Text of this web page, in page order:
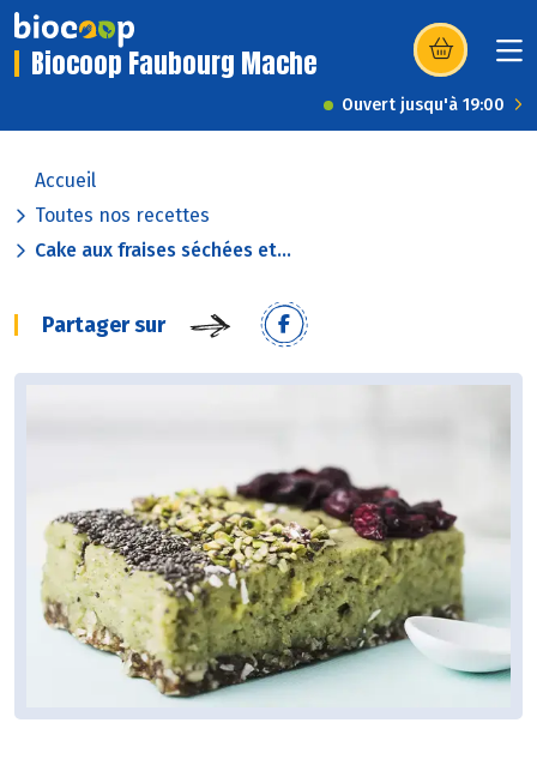
Biocoop Faubourg Mache (s’ouvre dans
Ouvert jusqu'à 19:00
Accueil
Toutes nos recettes
Cake aux fraises séchées et...
Partager sur